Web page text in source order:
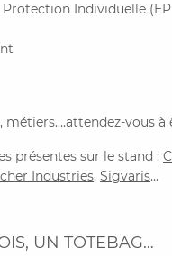
Individuelle
métiers….attendez-vous à
présentes sur le stand :
Industries, Sigvaris...
UN TOTEBAG…